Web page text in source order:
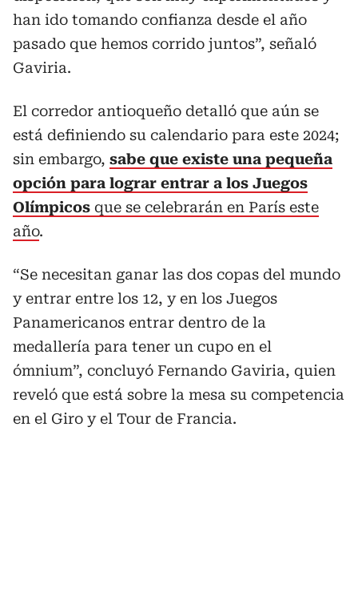
han ido tomando confianza desde el año
pasado que hemos corrido juntos”, señaló
Gaviria.
El corredor antioqueño detalló que aún se
está definiendo su calendario para este 2024;
sin embargo, sabe que existe una pequeña
opción para lograr entrar a los Juegos
Olímpicos que se celebrarán en París este
año.
“Se necesitan ganar las dos copas del mundo
y entrar entre los 12, y en los Juegos
Panamericanos entrar dentro de la
medallería para tener un cupo en el
ómnium”, concluyó Fernando Gaviria, quien
reveló que está sobre la mesa su competencia
en el Giro y el Tour de Francia.